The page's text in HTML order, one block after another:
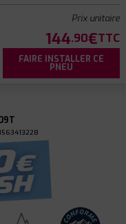
Prix unitaire
144.90€TTC
FAIRE INSTALLER CE
PNEU